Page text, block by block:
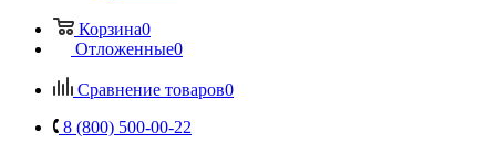
Корзина0
Отложенные0
Сравнение товаров0
8 (800) 500-00-22